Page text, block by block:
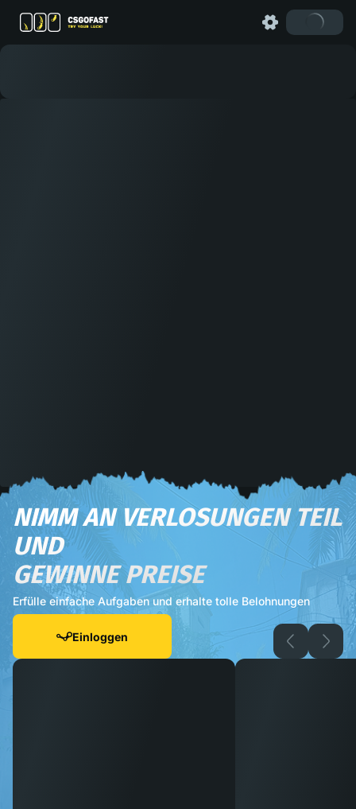
NIMM AN VERLOSUNGEN TEIL
UND
GEWINNE PREISE
Erfülle einfache Aufgaben und erhalte tolle Belohnungen
Einloggen